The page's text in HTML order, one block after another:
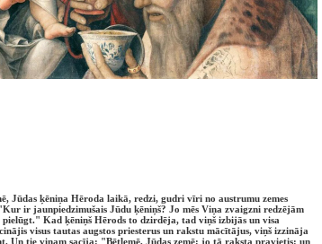
Jūdas ķēniņa Hēroda laikā, redzi, gudri vīri no austrumu zemes
ir jaunpiedzimušais Jūdu ķēniņš? Jo mēs Viņa zvaigzni redzējām
Kad ķēniņš Hērods to dzirdēja, tad viņš izbijās un visa
visus tautas augstos priesterus un rakstu mācītājus, viņš izzināja
Un tie viņam sacīja: "Bētlemē, Jūdas zemē; jo tā raksta pravietis: un